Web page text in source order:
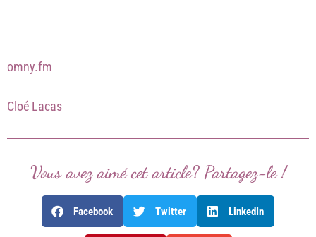
omny.fm
Cloé Lacas
Vous avez aimé cet article? Partagez-le !
Facebook Twitter LinkedIn